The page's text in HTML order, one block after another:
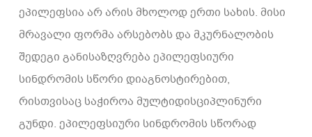
ეპილეფსია არ არის მხოლოდ ერთი სახის. მისი
მრავალი ფორმა არსებობს და მკურნალობის
შედეგი განისაზღვრება ეპილეფსიური
სინდრომის სწორი დიაგნოსტირებით,
რისთვისაც საჭიროა მულტიდისციპლინური
გუნდი. ეპილეფსიური სინდრომის სწორად